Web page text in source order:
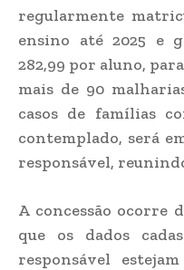
regularmente
ensino até 2025 e
282,99 por aluno,
mais de 90
casos de famílias
contemplado, será
responsável,
A concessão ocorre
que os dados
responsável